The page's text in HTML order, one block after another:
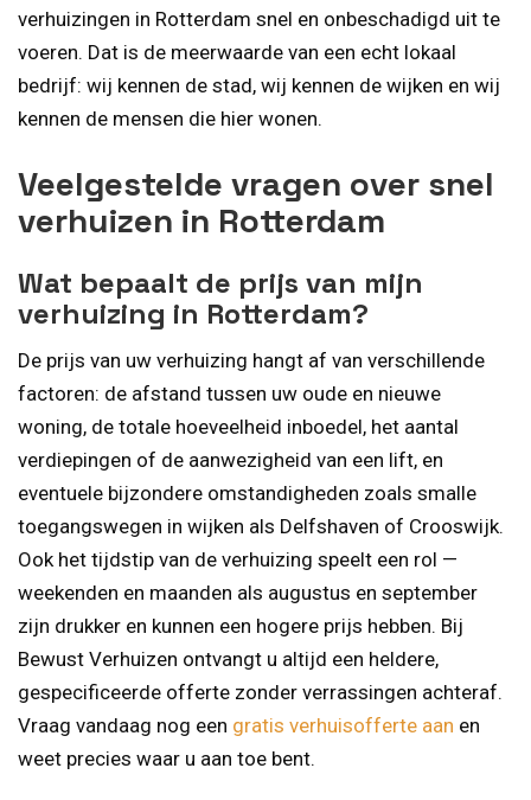
verhuizingen in Rotterdam snel en onbeschadigd uit te
voeren. Dat is de meerwaarde van een echt lokaal
bedrijf: wij kennen de stad, wij kennen de wijken en wij
kennen de mensen die hier wonen.
Veelgestelde vragen over snel
verhuizen in Rotterdam
Wat bepaalt de prijs van mijn
verhuizing in Rotterdam?
De prijs van uw verhuizing hangt af van verschillende
factoren: de afstand tussen uw oude en nieuwe
woning, de totale hoeveelheid inboedel, het aantal
verdiepingen of de aanwezigheid van een lift, en
eventuele bijzondere omstandigheden zoals smalle
toegangswegen in wijken als Delfshaven of Crooswijk.
Ook het tijdstip van de verhuizing speelt een rol —
weekenden en maanden als augustus en september
zijn drukker en kunnen een hogere prijs hebben. Bij
Bewust Verhuizen ontvangt u altijd een heldere,
gespecificeerde offerte zonder verrassingen achteraf.
Vraag vandaag nog een gratis verhuisofferte aan en
weet precies waar u aan toe bent.